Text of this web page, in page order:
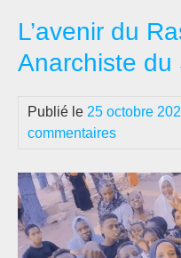
L’avenir du
Anarchiste du
Publié le 25 octobre
commentaires